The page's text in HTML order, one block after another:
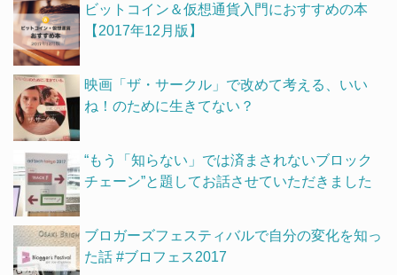
ビットコイン＆仮想通貨入門におすすめの本
【2017年12月版】
映画「ザ・サークル」で改めて考える、いい
ね！のために生きてない？
“もう「知らない」では済まされないブロック
チェーン”と題してお話させていただきました
ブロガーズフェスティバルで自分の変化を知っ
た話 #ブロフェス2017